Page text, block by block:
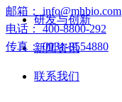
研发与创新
新闻资讯
联系我们
邮箱：
info@mhbio.com
电话： 400-8800-292
传真： 0931-8554880